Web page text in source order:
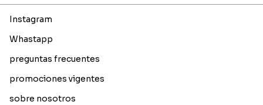
Instagram
Whastapp
preguntas frecuentes
promociones vigentes
sobre nosotros